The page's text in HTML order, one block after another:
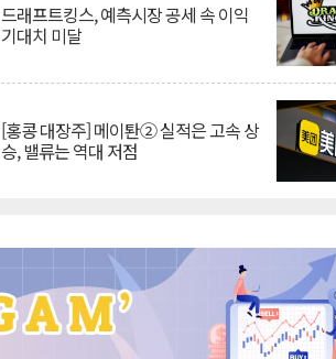
드래프트킹스, 예측시장 공세 속 이익
기대치 미달
[홍콩 대장주] 메이퇀② 실적은 고속 상
승, 밸류는 역대 저점